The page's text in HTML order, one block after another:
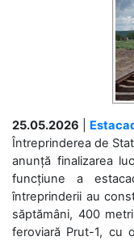
25.05.2026
Întreprinderea de
anunță finalizarea
funcțiune a
întreprinderii au
săptămâni, 400
feroviară Prut-1, cu